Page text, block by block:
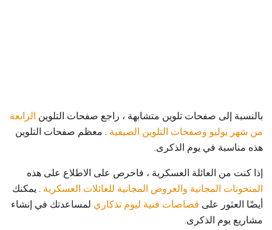
بالنسبة إلى صفحات تلوين متشابهة ، راجع صفحات التلوين الرابعة
من شهر يوليو وصفحات التلوين الصيفية . معظم صفحات التلوين
هذه مناسبة في يوم الذكرى.
إذا كنت من العائلة العسكرية ، فاحرص على الاطلاع على هذه
المنحوتات المجانية والعروض المجانية للعائلات العسكرية . يمكنك
أيضًا العثور على قصاصات فنية ليوم تذكاري لمساعدتك في إنشاء
مشاريع يوم الذكرى.